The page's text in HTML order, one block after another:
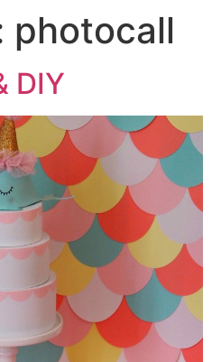
photocall
DIY